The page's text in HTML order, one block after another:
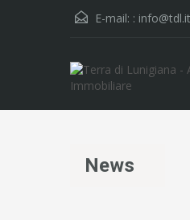
E-mail: : info@tdl.it
News